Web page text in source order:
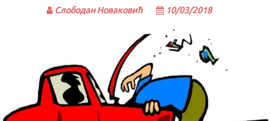
Слободан Новаковић 10/03/2018